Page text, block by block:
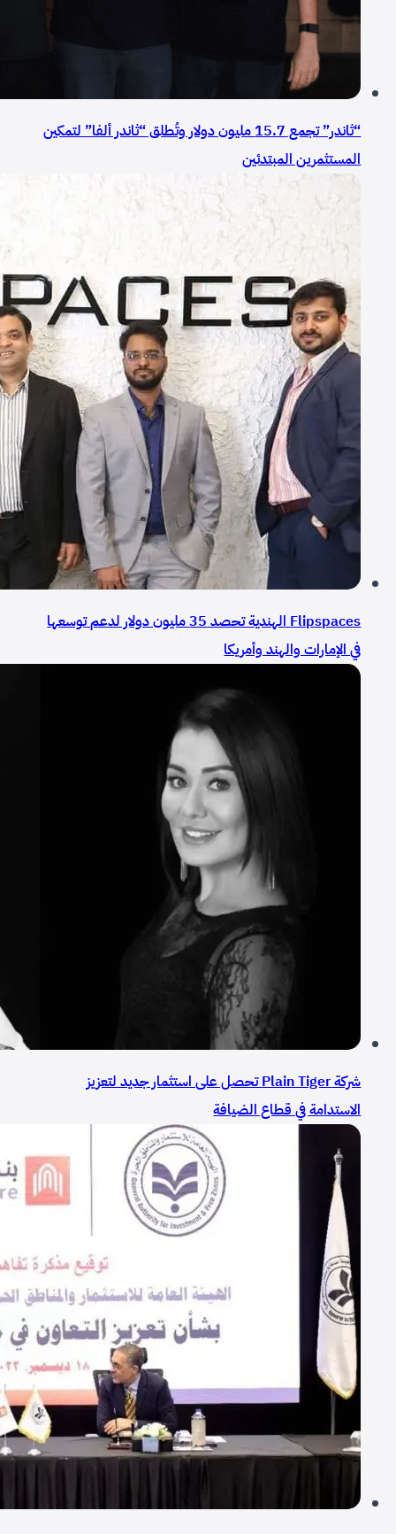
“ثاندر” تجمع 15.7 مليون دولار وتُطلق “ثاندر ألفا” لتمكين
المستثمرين المبتدئين
Flipspaces الهندية تحصد 35 مليون دولار لدعم توسعها
في الإمارات والهند وأمريكا
شركة Plain Tiger تحصل على استثمار جديد لتعزيز
الاستدامة في قطاع الضيافة